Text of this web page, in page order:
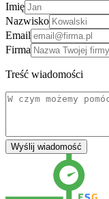
Imię
Nazwisko
Email
Firma
Treść wiadomości
Wyślij wiadomość